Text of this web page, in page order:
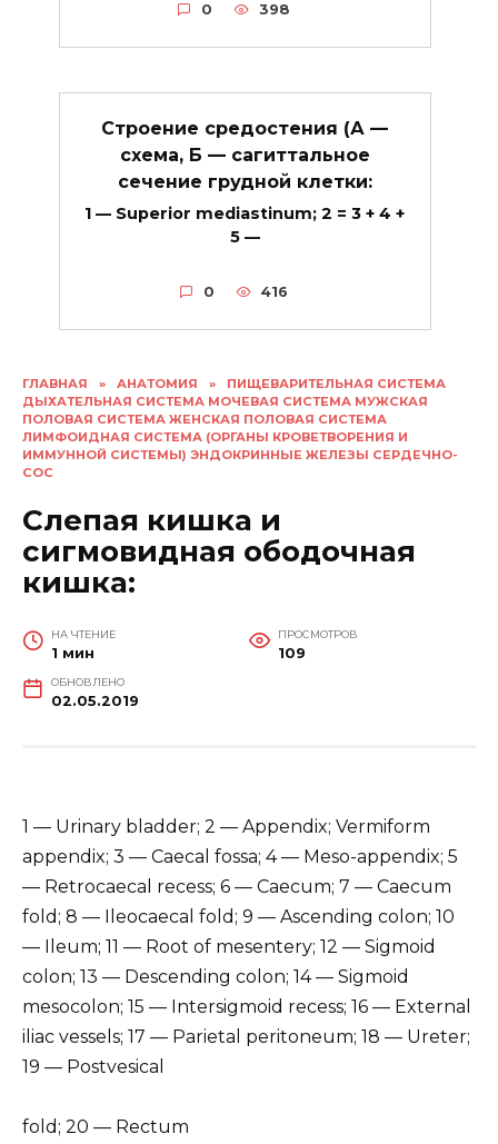
ГЛАВНАЯ » АНАТОМИЯ »
ПИЩЕВАРИТЕЛЬНАЯ СИСТЕМА
ДЫХАТЕЛЬНАЯ СИСТЕМА МОЧЕВАЯ СИСТЕМА МУЖСКАЯ
ПОЛОВАЯ СИСТЕМА ЖЕНСКАЯ ПОЛОВАЯ СИСТЕМА
ЛИМФОИДНАЯ СИСТЕМА (ОРГАНЫ КРОВЕТВОРЕНИЯ И
ИММУННОЙ СИСТЕМЫ) ЭНДОКРИННЫЕ ЖЕЛЕЗЫ СЕРДЕЧНО-
СОС
Слепая кишка и
сигмовидная ободочная
кишка:
НА ЧТЕНИЕ
1 мин
ПРОСМОТРОВ
109
ОБНОВЛЕНО
02.05.2019
1 — Urinary bladder; 2 — Appendix; Vermiform
appendix; 3 — Caecal fossa; 4 — Meso-appendix; 5
— Retrocaecal recess; 6 — Caecum; 7 — Caecum
fold; 8 — Ileocaecal fold; 9 — Ascending colon; 10
— Ileum; 11 — Root of mesentery; 12 — Sigmoid
colon; 13 — Descending colon; 14 — Sigmoid
mesocolon; 15 — Intersigmoid recess; 16 — External
iliac vessels; 17 — Parietal peritoneum; 18 — Ureter;
19 — Postvesical
fold; 20 — Rectum
0 398
Строение средостения (А —
схема, Б — сагиттальное
сечение грудной клетки:
1 — Superior mediastinum; 2 = 3 + 4 +
5 —
0 416